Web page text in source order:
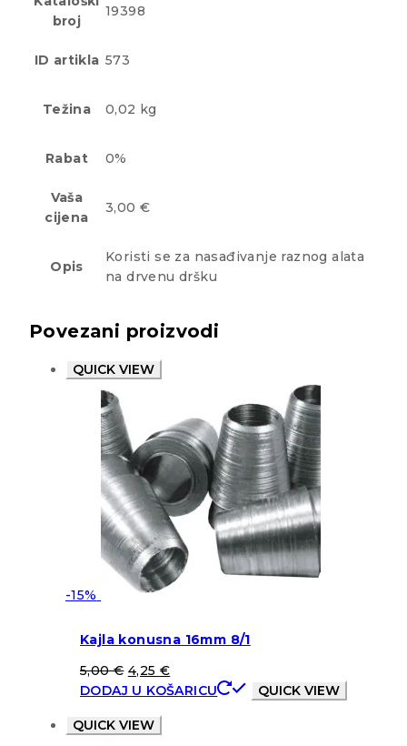
broj
19398
ID artikla 573
Težina 0,02 kg
Rabat 0%
Vaša
cijena
3,00 €
Opis
Koristi se za nasađivanje raznog alata
na drvenu dršku
Povezani proizvodi
QUICK VIEW
-15%
Kajla konusna 16mm 8/1
5,00€ 4,25 €
DODAJ U KOŠARICU
QUICK VIEW
QUICK VIEW